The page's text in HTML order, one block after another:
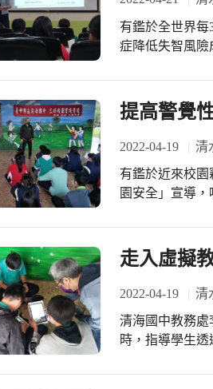
劃」及「教材
提升學生交通安
有鑑於全世界
症降低失智風險
生活變化。 郭慈安教授指出根據研究顯示，從事心智遊戲或創造性活動，可以刺激
大腦活動，大幅
提升專注力，
現的症狀是記
忘」的確是正常
患者，恐怕就是失智症的徵兆。 失智
高，但也有年輕
「早期失智症
科和精神科醫
提高警覺
2022-04-19 清
有鑑於近來校
園安全」宣導
安、物安」，確實維護校園安全。 楊
不二法門，除了
人、事、物，
走入虛擬
2022-04-19 清
清海國中教務處
時，指導學生